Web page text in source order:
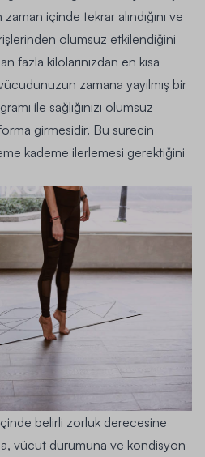
içinde tekrar alındığını ve
olumsuz etkilendiğini
fazla kilolarınızdan en kısa
zamana yayılmış bir
ile sağlığınızı olumsuz
girmesidir. Bu sürecin
kademe ilerlemesi gerektiğini
belirli zorluk derecesine
vücut durumuna ve kondisyon